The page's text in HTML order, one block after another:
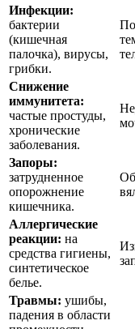
Инфекции:
бактерии
(кишечная
палочка), вирусы,
грибки.
Снижение
иммунитета:
частые простуды,
хронические
заболевания.
Запоры:
затрудненное
опорожнение
кишечника.
Аллергические
реакции: на
средства гигиены,
синтетическое
белье.
Травмы: ушибы,
падения в области